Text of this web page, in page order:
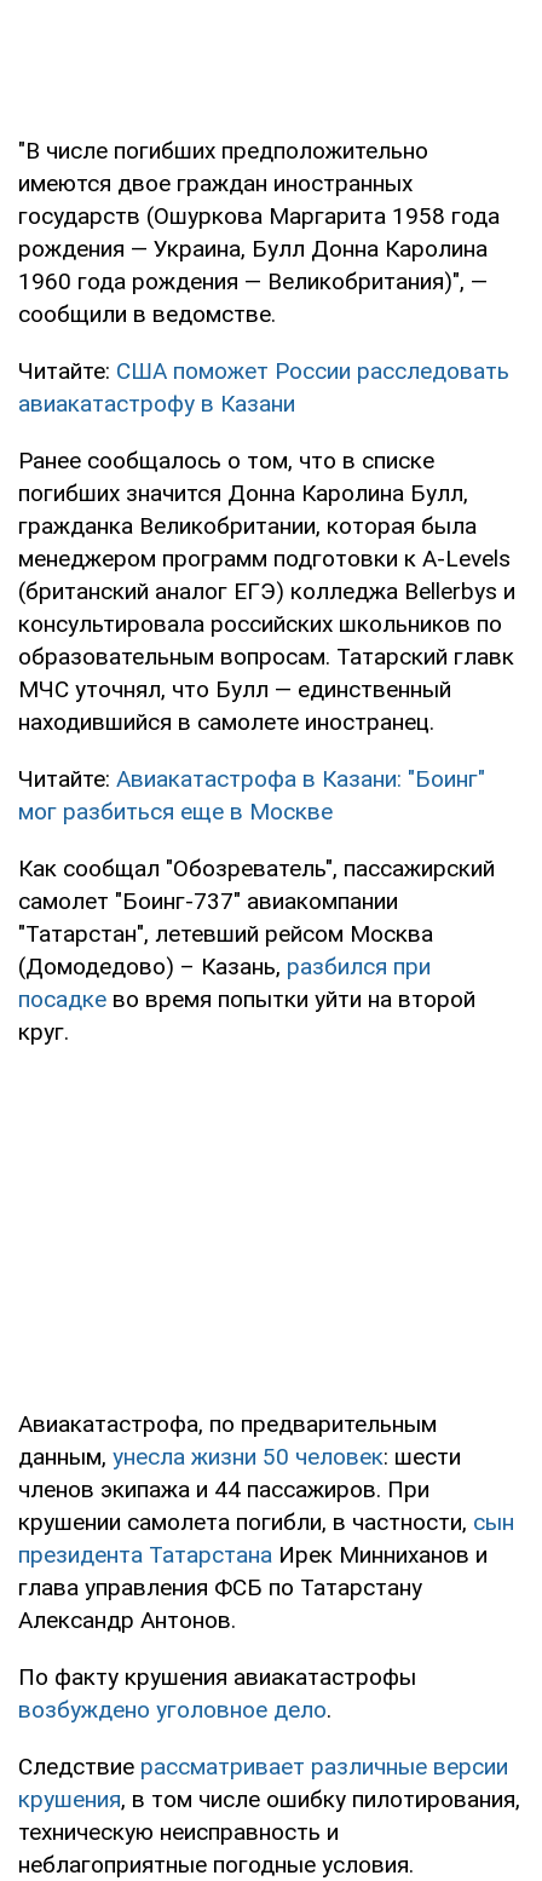
"В числе погибших предположительно
имеются двое граждан иностранных
государств (Ошуркова Маргарита 1958 года
рождения — Украина, Булл Донна Каролина
1960 года рождения — Великобритания)", —
сообщили в ведомстве.
Читайте: США поможет России расследовать
авиакатастрофу в Казани
Ранее сообщалось о том, что в списке
погибших значится Донна Каролина Булл,
гражданка Великобритании, которая была
менеджером программ подготовки к A-Levels
(британский аналог ЕГЭ) колледжа Bellerbys и
консультировала российских школьников по
образовательным вопросам. Татарский главк
МЧС уточнял, что Булл — единственный
находившийся в самолете иностранец.
Читайте: Авиакатастрофа в Казани: "Боинг"
мог разбиться еще в Москве
Как сообщал "Обозреватель", пассажирский
самолет "Боинг-737" авиакомпании
"Татарстан", летевший рейсом Москва
(Домодедово) – Казань, разбился при
посадке во время попытки уйти на второй
круг.
Авиакатастрофа, по предварительным
данным, унесла жизни 50 человек: шести
членов экипажа и 44 пассажиров. При
крушении самолета погибли, в частности, сын
президента Татарстана Ирек Минниханов и
глава управления ФСБ по Татарстану
Александр Антонов.
По факту крушения авиакатастрофы
возбуждено уголовное дело.
Следствие рассматривает различные версии
крушения, в том числе ошибку пилотирования,
техническую неисправность и
неблагоприятные погодные условия.